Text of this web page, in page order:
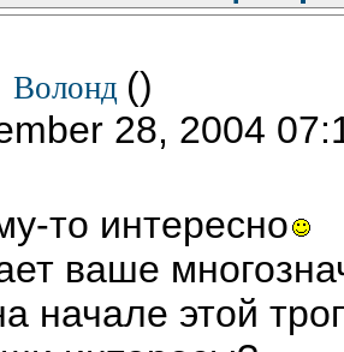
Волонд ()
28, 2004
то интересно
ваше
начале этой